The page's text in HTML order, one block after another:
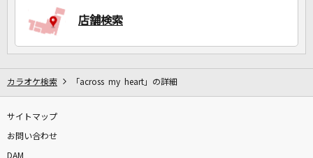
店舗検索
カラオケ検索 「across my heart」の詳細
サイトマップ
お問い合わせ
DAM